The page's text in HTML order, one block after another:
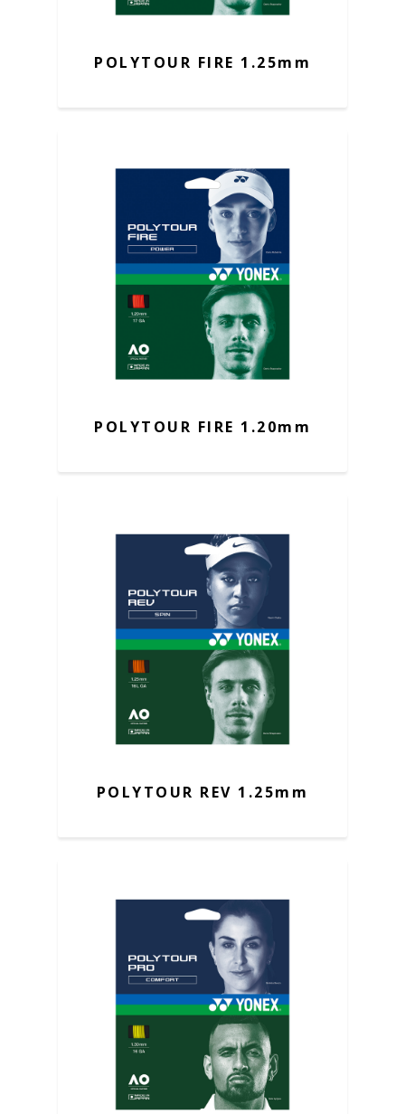
POLYTOUR FIRE 1.25mm
POLYTOUR FIRE 1.20mm
POLYTOUR REV 1.25mm